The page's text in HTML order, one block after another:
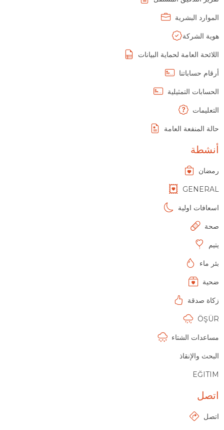
الموارد البشرية
هوية الشركة
اللائحة العامة لحماية البيانات
أرقام حساباتنا
الحسابات التمثيلية
التعليمات
حالة المنفعة العامة
أنشطة
رمضان
GENERAL
اسعافات اولية
صحة
يتيم
بئر ماء
ضحية
زكاة صدقة
ÖŞÜR
مساعدات الشتاء
البحث والإنقاذ
EĞITIM
اتصل
اتصل